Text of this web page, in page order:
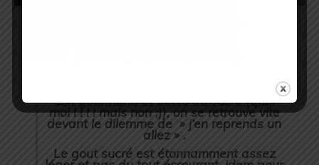
véritable friandise et pour peu que l’on
soit gourmand et accro au sucre (quoi
moi ! ! ! ! mais non ;)), on se retrouve vite
devant le dilemme de » j’en reprends un
allez » .
Le gout sucré est étonnamment assez